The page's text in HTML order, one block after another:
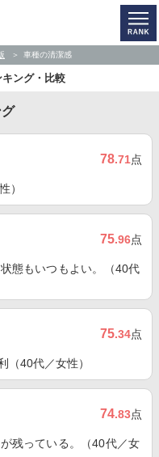
車種の清潔感
キング・比較
78.71点
）
75.96点
態もいつもよい。（40代
75.34点
（40代／女性）
74.83点
残っている。（40代／女